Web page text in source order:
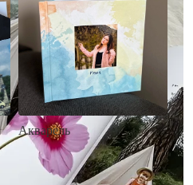
Акварель
• Декор в стиле
акварельных красок